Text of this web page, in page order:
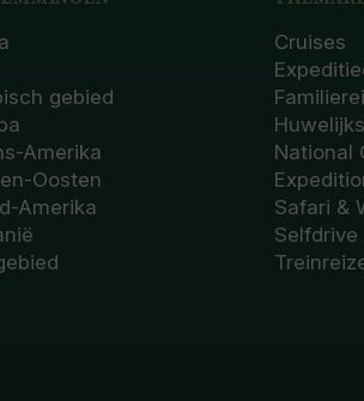
gebied
Amerika
Oosten
Amerika
Cruises
National
Safari &
Selfdrive